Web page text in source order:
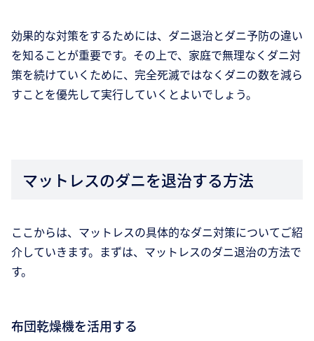
効果的な対策をするためには、ダニ退治とダニ予防の違い
を知ることが重要です。その上で、家庭で無理なくダニ対
策を続けていくために、完全死滅ではなくダニの数を減ら
すことを優先して実行していくとよいでしょう。
マットレスのダニを退治する方法
ここからは、マットレスの具体的なダニ対策についてご紹
介していきます。まずは、マットレスのダニ退治の方法で
す。
布団乾燥機を活用する